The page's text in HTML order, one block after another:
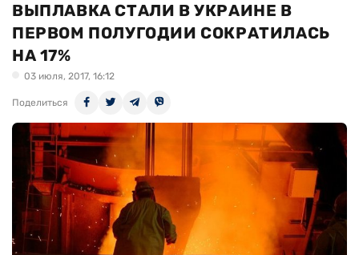
ВЫПЛАВКА СТАЛИ В УКРАИНЕ В
ПЕРВОМ ПОЛУГОДИИ СОКРАТИЛАСЬ
НА 17%
03 июля, 2017, 16:12
Поделиться